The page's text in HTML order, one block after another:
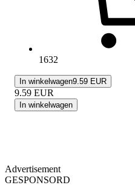
1632
In winkelwagen9.59 EUR
9.59 EUR
In winkelwagen
Advertisement
GESPONSORD